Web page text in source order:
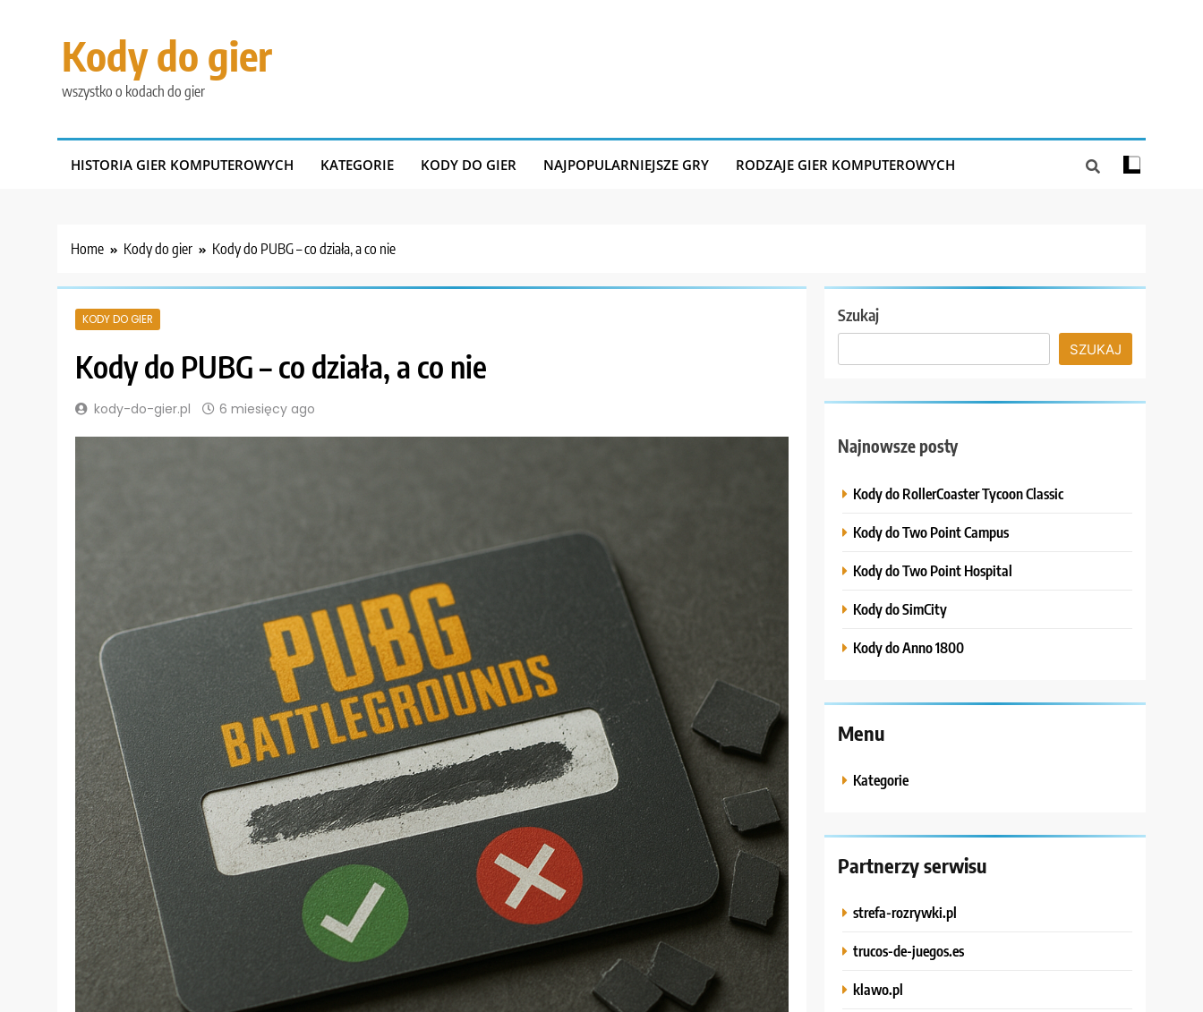
Kody do gier
wszystko o kodach do gier
HISTORIA GIER KOMPUTEROWYCH KATEGORIE KODY DO GIER NAJPOPULARNIEJSZE GRY RODZAJE GIER KOMPUTEROWYCH
Home Kody do gier Kody do PUBG – co działa, a co nie
KODY DO GIER
Kody do PUBG – co działa, a co nie
kody-do-gier.pl 6 miesięcy ago
Szukaj
SZUKAJ
Najnowsze posty
Kody do RollerCoaster Tycoon Classic
Kody do Two Point Campus
Kody do Two Point Hospital
Kody do SimCity
Kody do Anno 1800
Menu
Kategorie
Partnerzy serwisu
strefa-rozrywki.pl
trucos-de-juegos.es
klawo.pl